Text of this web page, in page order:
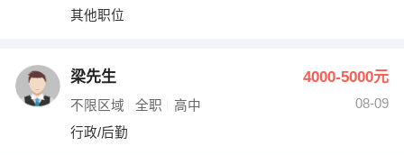
其他职位
其他职位
梁先生 4000-5000元
不限区域 全职 高中
08-09
行政/后勤